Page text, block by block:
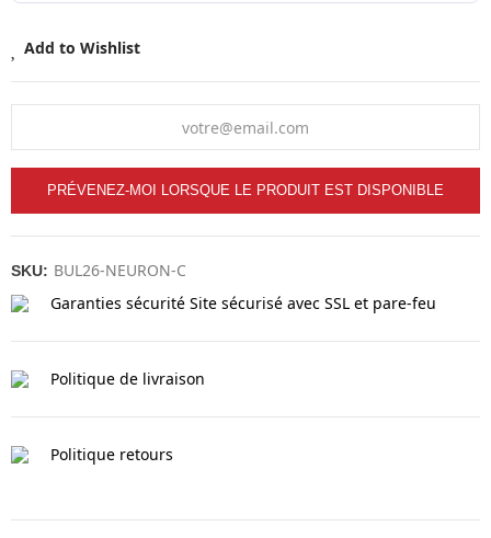
Add to Wishlist
PRÉVENEZ-MOI LORSQUE LE PRODUIT EST DISPONIBLE
SKU: BUL26-NEURON-C
Garanties sécurité Site sécurisé avec SSL et pare-feu
Politique de livraison
Politique retours